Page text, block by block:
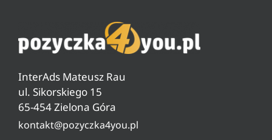
Jak sprawdzić zadłużenie w ZUS
Czyszczenie BIG, KRD, ERIF
Ranking pożyczek od 18 lat
Pytania i odpowiedzi
Ryzyko w pożyczaniu
Lista partnerów
Polityka prywatności
InterAds Mateusz Rau
ul. Sikorskiego 15
65-454 Zielona Góra
kontakt@pozyczka4you.pl